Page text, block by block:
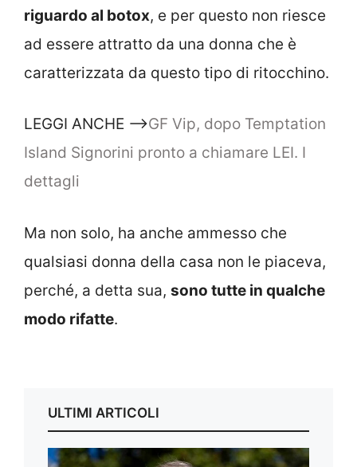
riguardo al botox, e per questo non riesce
ad essere attratto da una donna che è
caratterizzata da questo tipo di ritocchino.
LEGGI ANCHE –>GF Vip, dopo Temptation
Island Signorini pronto a chiamare LEI. I
dettagli
Ma non solo, ha anche ammesso che
qualsiasi donna della casa non le piaceva,
perché, a detta sua, sono tutte in qualche
modo rifatte.
ULTIMI ARTICOLI